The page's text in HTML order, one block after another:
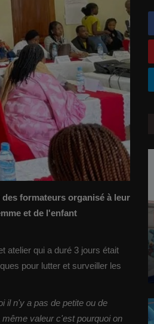
formateurs organisé à leur
et de l'enfant
atelier qui a duré 3 jours était
pour lutter et surveiller les
il n'y a pas de petite ou de
valeur c'est pourquoi on